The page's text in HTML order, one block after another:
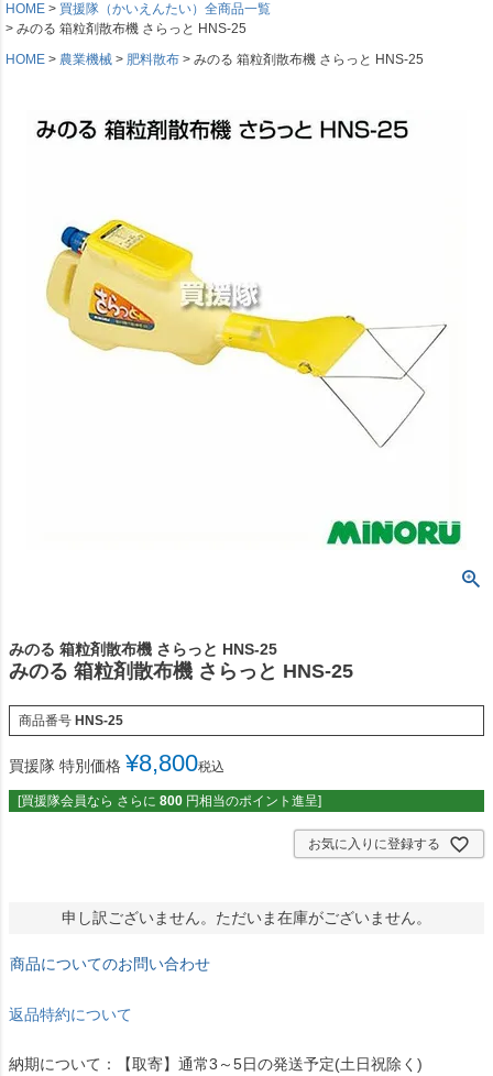
HOME
買援隊（かいえんたい）全商品一覧
みのる 箱粒剤散布機 さらっと HNS-25
HOME
農業機械 肥料散布 みのる 箱粒剤散布機 さらっと HNS-25
みのる 箱粒剤散布機 さらっと HNS-25
みのる 箱粒剤散布機 さらっと HNS-25
商品番号 HNS-25
買援隊 特別価格 ¥8,800税込
[買援隊会員なら さらに 800 円相当のポイント進呈]
お気に入りに登録する
申し訳ございません。ただいま在庫がございません。
商品についてのお問い合わせ
返品特約について
納期について：【取寄】通常3～5日の発送予定(土日祝除く)